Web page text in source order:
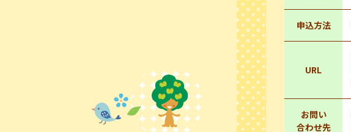
申込方法
URL
お問い
合わせ先